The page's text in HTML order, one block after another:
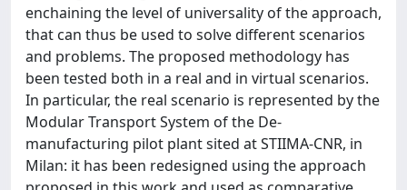
enchaining the level of universality of the approach,
that can thus be used to solve different scenarios
and problems. The proposed methodology has
been tested both in a real and in virtual scenarios.
In particular, the real scenario is represented by the
Modular Transport System of the De-
manufacturing pilot plant sited at STIIMA-CNR, in
Milan: it has been redesigned using the approach